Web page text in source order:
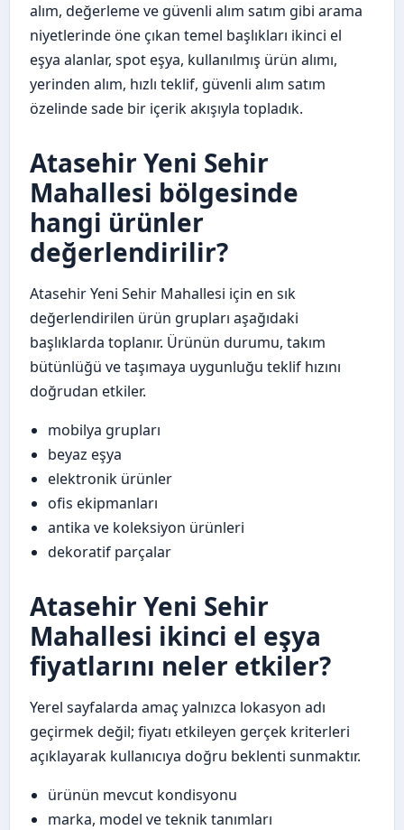
alım, değerleme ve güvenli alım satım gibi arama
niyetlerinde öne çıkan temel başlıkları ikinci el
eşya alanlar, spot eşya, kullanılmış ürün alımı,
yerinden alım, hızlı teklif, güvenli alım satım
özelinde sade bir içerik akışıyla topladık.
Atasehir Yeni Sehir
Mahallesi bölgesinde
hangi ürünler
değerlendirilir?
Atasehir Yeni Sehir Mahallesi için en sık
değerlendirilen ürün grupları aşağıdaki
başlıklarda toplanır. Ürünün durumu, takım
bütünlüğü ve taşımaya uygunluğu teklif hızını
doğrudan etkiler.
mobilya grupları
beyaz eşya
elektronik ürünler
ofis ekipmanları
antika ve koleksiyon ürünleri
dekoratif parçalar
Atasehir Yeni Sehir
Mahallesi ikinci el eşya
fiyatlarını neler etkiler?
Yerel sayfalarda amaç yalnızca lokasyon adı
geçirmek değil; fiyatı etkileyen gerçek kriterleri
açıklayarak kullanıcıya doğru beklenti sunmaktır.
ürünün mevcut kondisyonu
marka, model ve teknik tanımları